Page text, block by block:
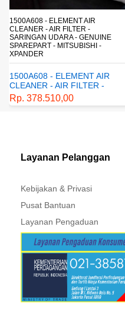
4013A330 - ARM ASSY FR SUSP
LWR RH - KAMPAK DEPAN BAWAH
KANAN - GENUINE SPAREPART -
MITSUBISHI - XPANDER
SUSP LWR RH - KAMPAK
DEPAN BAWAH KANAN -
GENUINE SPAREPART -
MITSUBISHI - XPANDER
Rp. 2.941.500,00
Layanan Pelanggan
Kebijakan & Privasi
Pusat Bantuan
Layanan Pengaduan